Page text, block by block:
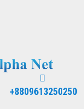
+8809613250250